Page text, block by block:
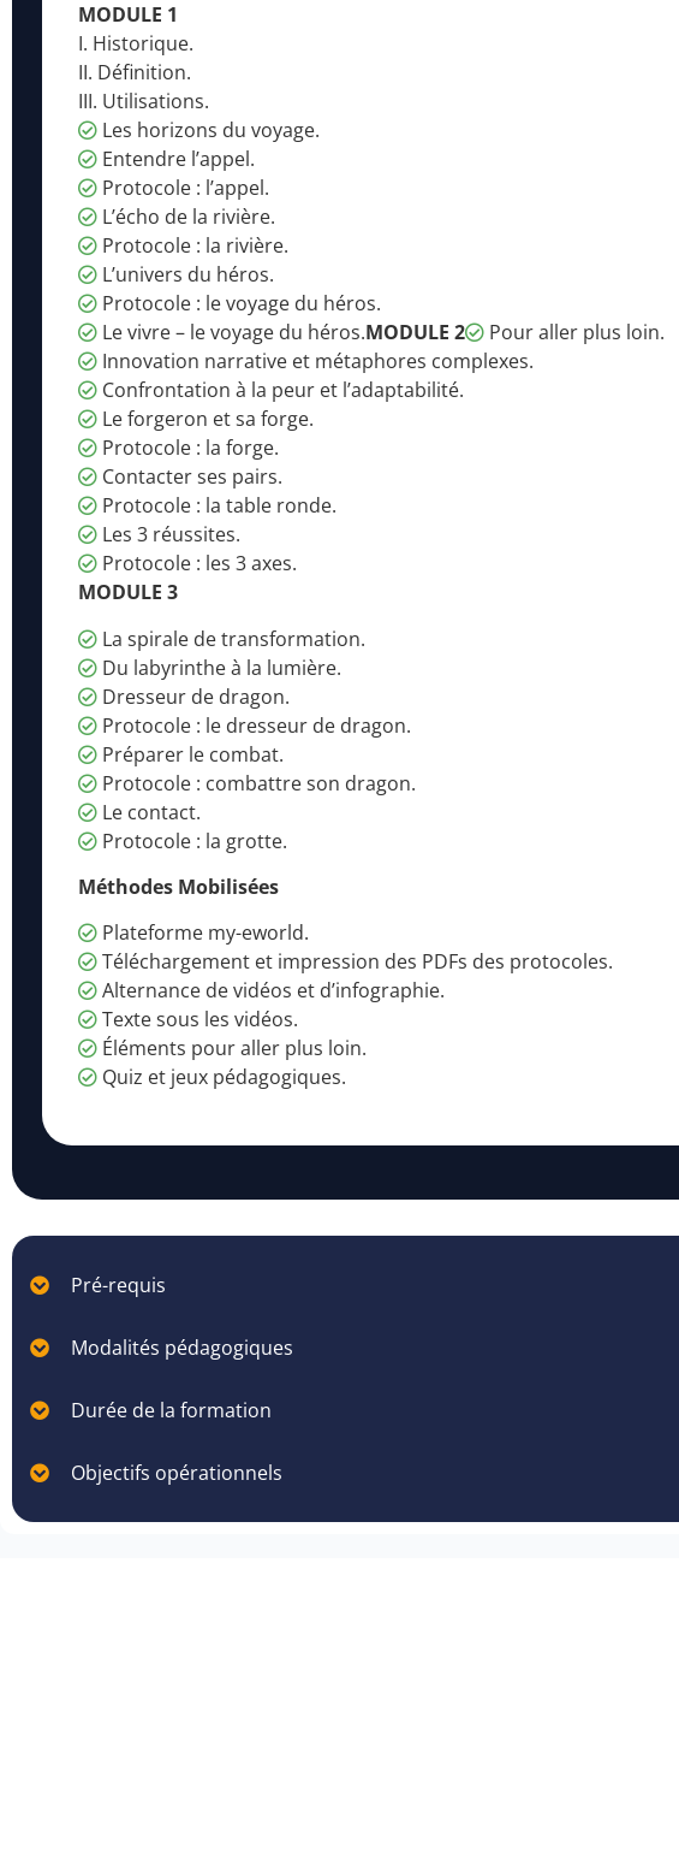
MODULE 1
I. Historique.
II. Définition.
III. Utilisations.
Les horizons du voyage.
Entendre l’appel.
Protocole : l’appel.
L’écho de la rivière.
Protocole : la rivière.
L’univers du héros.
Protocole : le voyage du héros.
Le vivre – le voyage du héros.MODULE 2
Pour aller plus loin.
Innovation narrative et métaphores complexes.
Confrontation à la peur et l’adaptabilité.
Le forgeron et sa forge.
Protocole : la forge.
Contacter ses pairs.
Protocole : la table ronde.
Les 3 réussites.
Protocole : les 3 axes.
MODULE 3
La spirale de transformation.
Du labyrinthe à la lumière.
Dresseur de dragon.
Protocole : le dresseur de dragon.
Préparer le combat.
Protocole : combattre son dragon.
Le contact.
Protocole : la grotte.
Méthodes Mobilisées
Plateforme my-eworld.
Téléchargement et impression des PDFs des protocoles.
Alternance de vidéos et d’infographie.
Texte sous les vidéos.
Éléments pour aller plus loin.
Quiz et jeux pédagogiques.
Pré-requis
Modalités pédagogiques
Durée de la formation
Objectifs opérationnels